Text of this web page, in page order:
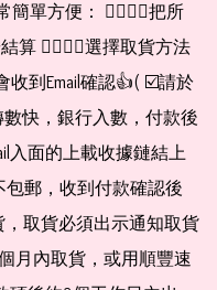
單方便： 👉🏻👉🏻把所
算 👉🏻👉🏻選擇取貨方法
到Email確認👍( ☑️請於
數快，銀行入數，付款後
入面的上載收據鏈結上
包郵，收到付款確認後
取貨必須出示通知取貨
月內取貨，或用順豐速